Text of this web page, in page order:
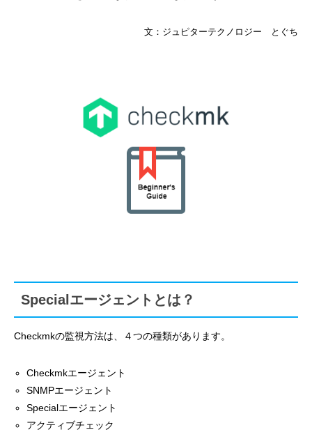
文：ジュピターテクノロジー とぐち
Specialエージェントとは？
Checkmkの監視方法は、４つの種類があります。
Checkmkエージェント
SNMPエージェント
Specialエージェント
アクティブチェック